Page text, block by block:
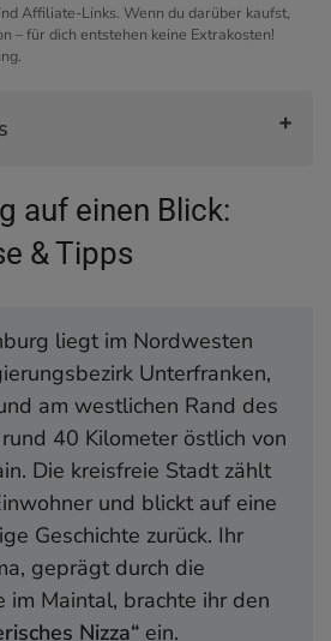
Affiliate-Links. Wenn du darüber kaufst,
– für dich entstehen keine Extrakosten!
– Majestätisches
Mediterranes Paradies mit
Römische Villa mit
Peter und Alexander –
Herz
Englische Gartenkunst mit
auf einen Blick:
& Tipps
liegt im Nordwesten
Unterfranken,
am westlichen Rand des
40 Kilometer östlich von
Die kreisfreie Stadt zählt
und blickt auf eine
Geschichte zurück. Ihr
geprägt durch die
im Maintal, brachte ihr den
Nizza“ ein.